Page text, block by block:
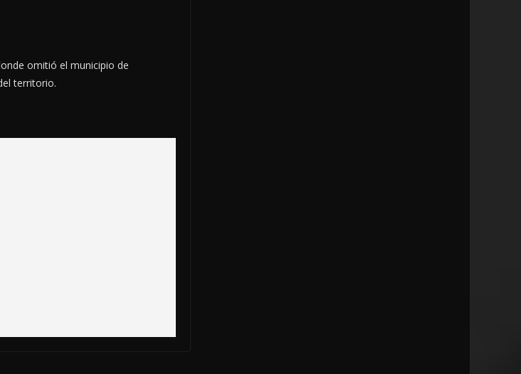
omitió el municipio de
territorio.